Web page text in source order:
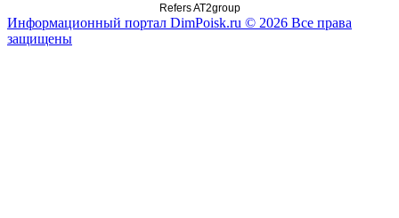
Refers AT2group
Информационный портал DimPoisk.ru © 2026 Все права
защищены